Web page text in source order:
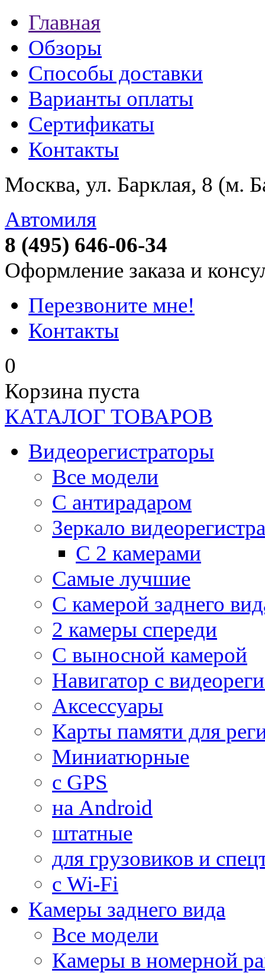
Главная
Обзоры
Способы доставки
Варианты оплаты
Сертификаты
Контакты
Москва, ул. Барклая, 8 (м.
Автомиля
8 (495) 646-06-34
Оформление заказа и
Перезвоните мне!
Контакты
0
Корзина пуста
КАТАЛОГ ТОВАРОВ
Видеорегистраторы
Все модели
C антирадаром
Зеркало
С 2 камерами
Самые лучшие
С камерой заднего
2 камеры спереди
С выносной камерой
Навигатор с
Аксессуары
Карты памяти для
Миниатюрные
с GPS
на Android
штатные
для грузовиков и
с Wi-Fi
Камеры заднего вида
Все модели
Камеры в номерной